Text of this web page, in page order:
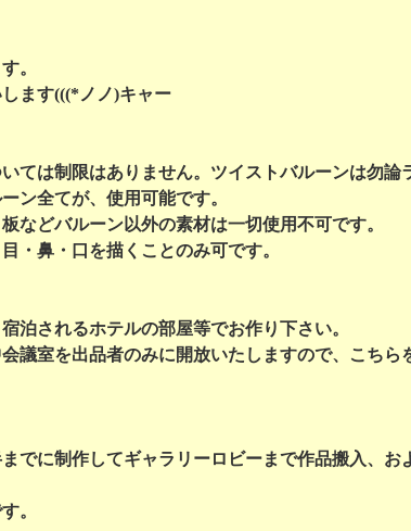
。
ます(((*ノノ)キャー
ては制限はありません。ツイストバルーンは勿論
ン全てが、使用可能です。
などバルーン以外の素材は一切使用不可です。
・鼻・口を描くことのみ可です。
泊されるホテルの部屋等でお作り下さい。
議室を出品者のみに開放いたしますので、こちら
でに制作してギャラリーロビーまで作品搬入、お
。